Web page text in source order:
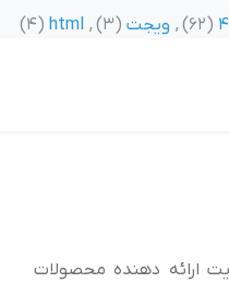
(62)
, ویجت (3)
,
html
(4)
ارائه‌ دهنده محصولات